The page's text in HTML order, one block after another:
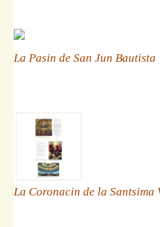
La Pasin de San Jun Bautista
La Coronacin de la Santsima